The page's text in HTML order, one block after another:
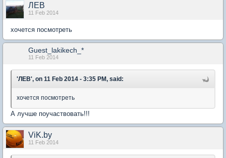
ЛЕВ
11 Feb 2014
хочется посмотреть
Guest_lakikech_*
11 Feb 2014
'ЛЕВ', on 11 Feb 2014 - 3:35 PM, said:
хочется посмотреть
А лучше поучаствовать!!!
ViK.by
11 Feb 2014